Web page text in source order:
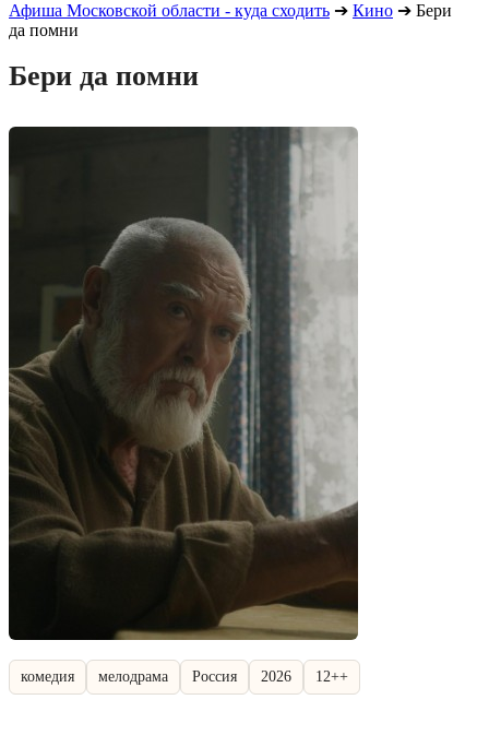
Афиша Московской области - куда сходить ➔ Кино ➔ Бери
да помни
Бери да помни
комедия мелодрама Россия 2026 12++